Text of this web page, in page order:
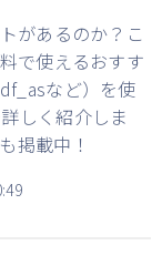
があるのか？こ
で使えるおすす
など）を使
しく紹介しま
掲載中！